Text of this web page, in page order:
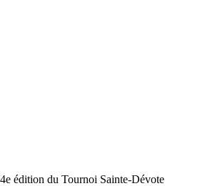
édition du Tournoi Sainte-Dévote